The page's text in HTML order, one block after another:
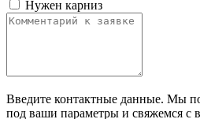
Нужен карниз
Введите контактные данные. Мы
под ваши параметры и свяжемся с